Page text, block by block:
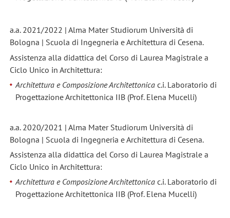
a.a. 2021/2022 | Alma Mater Studiorum Università di
Bologna | Scuola di Ingegneria e Architettura di Cesena.
Assistenza alla didattica del Corso di Laurea Magistrale a
Ciclo Unico in Architettura:
Architettura e Composizione Architettonica c.i. Laboratorio di
Progettazione Architettonica IIB (Prof. Elena Mucelli)
a.a. 2020/2021 | Alma Mater Studiorum Università di
Bologna | Scuola di Ingegneria e Architettura di Cesena.
Assistenza alla didattica del Corso di Laurea Magistrale a
Ciclo Unico in Architettura:
Architettura e Composizione Architettonica c.i. Laboratorio di
Progettazione Architettonica IIB (Prof. Elena Mucelli)